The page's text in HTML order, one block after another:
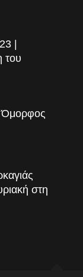
|
του
Όμορφος
στη